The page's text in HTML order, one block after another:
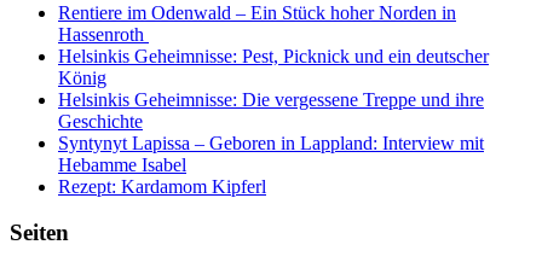
Rentiere im Odenwald – Ein Stück hoher Norden in
Hassenroth
Helsinkis Geheimnisse: Pest, Picknick und ein deutscher
König
Helsinkis Geheimnisse: Die vergessene Treppe und ihre
Geschichte
Syntynyt Lapissa – Geboren in Lappland: Interview mit
Hebamme Isabel
Rezept: Kardamom Kipferl
Seiten